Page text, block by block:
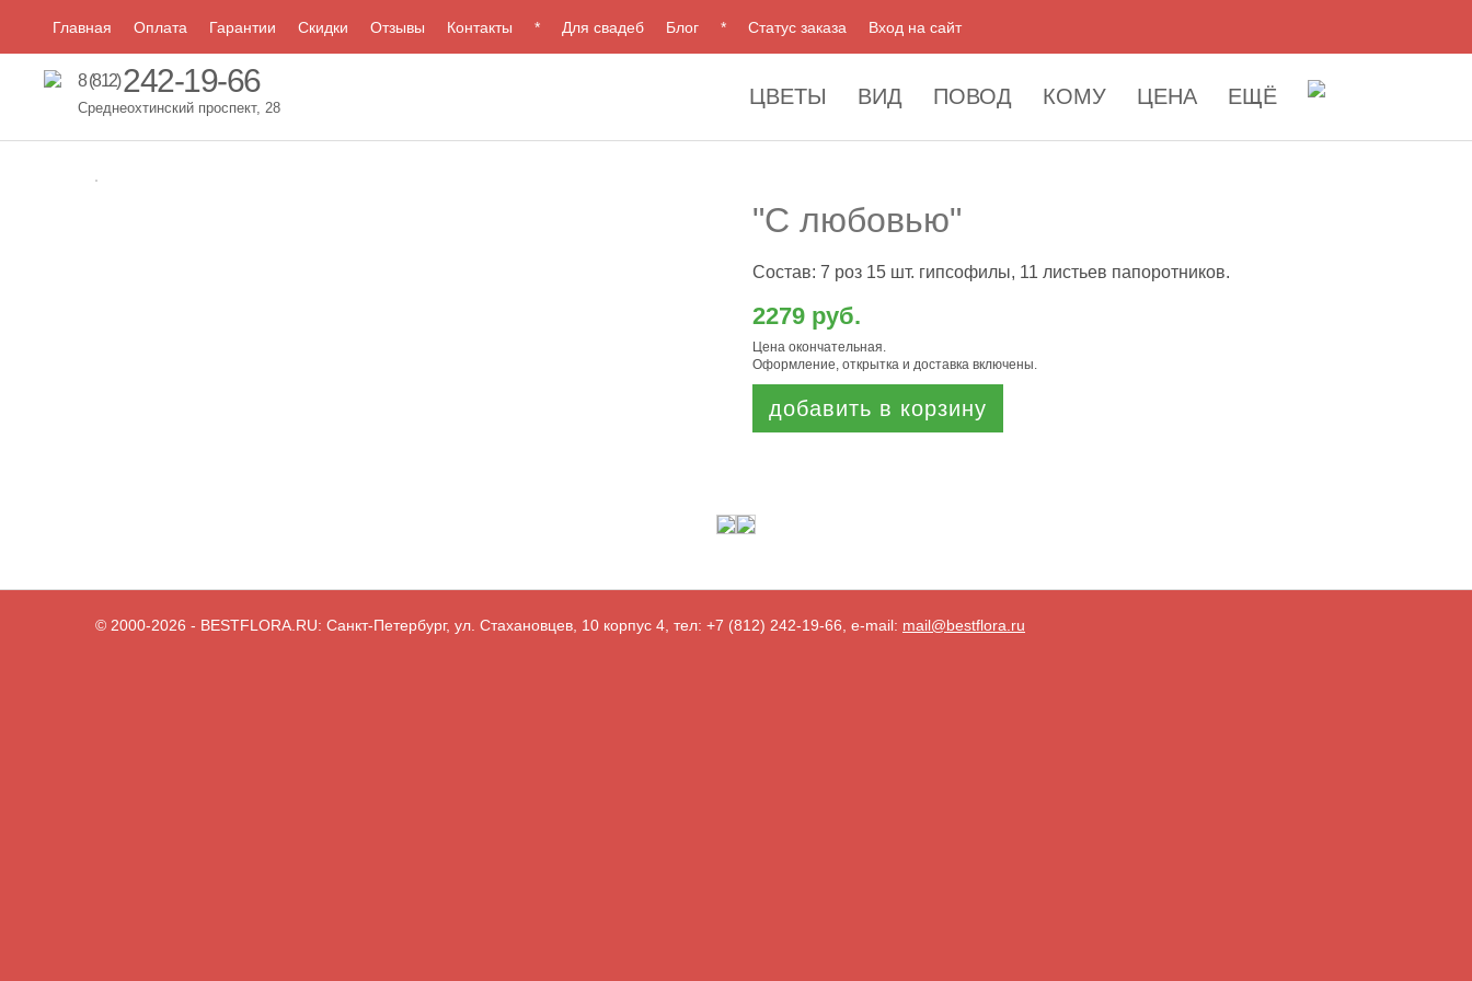
Главная Оплата Гарантии Скидки Отзывы Контакты * Для свадеб Блог * Статус заказа Вход на сайт
8 (812)242-19-66
Среднеохтинский проспект, 28 ЦВЕТЫ ВИД ПОВОД КОМУ ЦЕНА ЕЩЁ
"С любовью"
Состав: 7 роз 15 шт. гипсофилы, 11 листьев папоротников.
2279 руб.
Цена окончательная.
Оформление, открытка и доставка включены.
© 2000-2026 - BESTFLORA.RU: Санкт-Петербург, ул. Стахановцев, 10 корпус 4, тел: +7 (812) 242-19-66, e-mail: mail@bestflora.ru